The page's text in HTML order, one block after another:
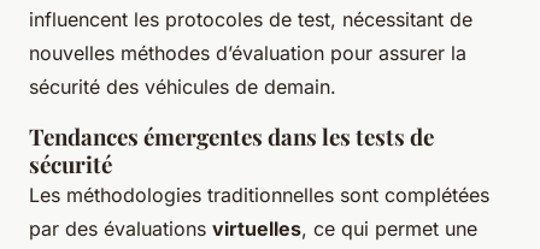
influencent les protocoles de test, nécessitant de
nouvelles méthodes d’évaluation pour assurer la
sécurité des véhicules de demain.
Tendances émergentes dans les tests de
sécurité
Les méthodologies traditionnelles sont complétées
par des évaluations virtuelles, ce qui permet une